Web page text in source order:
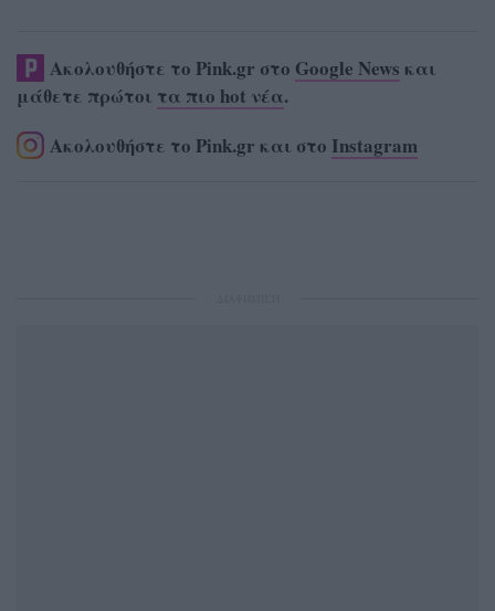
Ακολουθήστε το Pink.gr στο Google News και
μάθετε πρώτοι τα πιο hot νέα.
Ακολουθήστε το Pink.gr και στο Instagram